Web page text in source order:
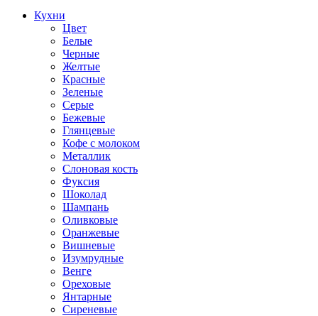
Кухни
Цвет
Белые
Черные
Желтые
Красные
Зеленые
Серые
Бежевые
Глянцевые
Кофе с молоком
Металлик
Слоновая кость
Фуксия
Шоколад
Шампань
Оливковые
Оранжевые
Вишневые
Изумрудные
Венге
Ореховые
Янтарные
Сиреневые